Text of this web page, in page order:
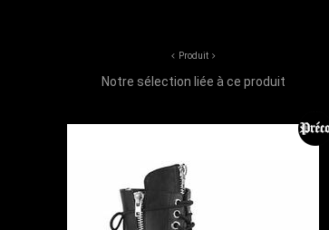
Produit
Notre sélection liée à ce produit